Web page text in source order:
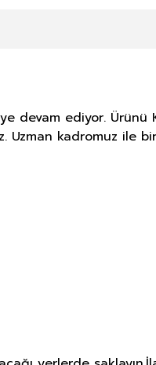
devam ediyor. Ürünü
Uzman kadromuz ile